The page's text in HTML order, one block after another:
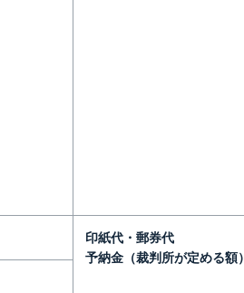
印紙代・郵券代
予納金（裁判所が定める額）